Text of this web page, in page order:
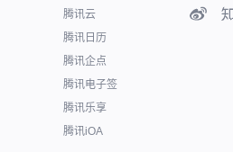
腾讯云
腾讯日历
腾讯企点
腾讯电子签
腾讯乐享
腾讯iOA